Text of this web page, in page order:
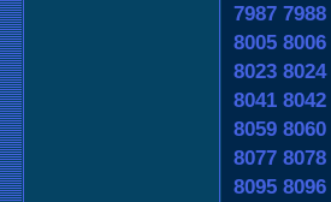
7987 7988
8005 8006
8023 8024
8041 8042
8059 8060
8077 8078
8095 8096